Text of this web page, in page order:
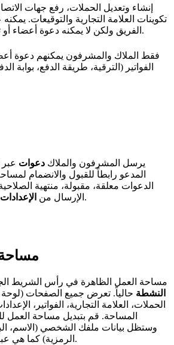
إنشاء وتعديل الحملات، رفع جهات
تكوينات العلامة التجارية والتوقيعات.
الفريق ولكن لا يمكنه دعوة أعضاء أو تغيير الأدوار.
فقط الملاك والمشرفون يمكنهم دعوة
الفواتير (الترقية، طريقة الدفع، بوابة
يرسل المشرفون والملاك دعوات عبر
المدعو رابطاً للقبول والانضمام
الدعوات معلقة، مقبولة، منتهية
الإرسال من الإعدادات إذا لزم الأمر.
مساحة العمل الظاهرة في رأس الشريط
النشطة حالياً. تعرض جميع الصفحات (لوحة
الحملات، العلامة التجارية، الفواتير،
المساحة. قم بتبديل مساحة
وستظل بيانات ملفك الشخصي (الاسم،
الرمزية) كما هي عبر جميع مساحات العمل.